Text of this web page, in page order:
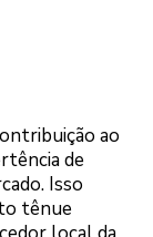
ao
de
Isso
tênue